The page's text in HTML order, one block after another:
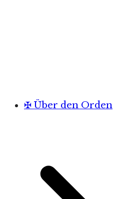
✠ Über den Orden